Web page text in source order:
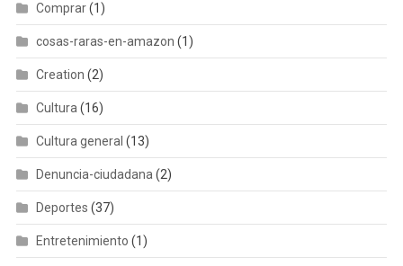
Comprar(1)
cosas-raras-en-amazon (1)
Creation (2)
Cultura (16)
Cultura general (13)
Denuncia-ciudadana (2)
Deportes (37)
Entretenimiento (1)